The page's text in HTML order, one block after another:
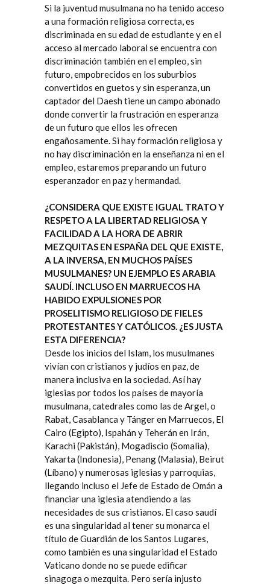
Si la juventud musulmana no ha tenido acceso
a una formación religiosa correcta, es
discriminada en su edad de estudiante y en el
acceso al mercado laboral se encuentra con
discriminación también en el empleo, sin
futuro, empobrecidos en los suburbios
convertidos en guetos y sin esperanza, un
captador del Daesh tiene un campo abonado
donde convertir la frustración en esperanza
de un futuro que ellos les ofrecen
engañosamente. Si hay formación religiosa y
no hay discriminación en la enseñanza ni en el
empleo, estaremos preparando un futuro
esperanzador en paz y hermandad.
¿CONSIDERA QUE EXISTE IGUAL TRATO Y
RESPETO A LA LIBERTAD RELIGIOSA Y
FACILIDAD A LA HORA DE ABRIR
MEZQUITAS EN ESPAÑA DEL QUE EXISTE,
A LA INVERSA, EN MUCHOS PAÍSES
MUSULMANES? UN EJEMPLO ES ARABIA
SAUDÍ. INCLUSO EN MARRUECOS HA
HABIDO EXPULSIONES POR
PROSELITISMO RELIGIOSO DE FIELES
PROTESTANTES Y CATÓLICOS. ¿ES JUSTA
ESTA DIFERENCIA?
Desde los inicios del Islam, los musulmanes
vivían con cristianos y judíos en paz, de
manera inclusiva en la sociedad. Así hay
iglesias por todos los países de mayoría
musulmana, catedrales como las de Argel, o
Rabat, Casablanca y Tánger en Marruecos, El
Cairo (Egipto), Ispahán y Teherán en Irán,
Karachi (Pakistán), Mogadiscio (Somalia),
Yakarta (Indonesia), Penang (Malasia), Beirut
(Líbano) y numerosas iglesias y parroquias,
llegando incluso el Jefe de Estado de Omán a
financiar una iglesia atendiendo a las
necesidades de sus cristianos. El caso saudí
es una singularidad al tener su monarca el
título de Guardián de los Santos Lugares,
como también es una singularidad el Estado
Vaticano donde no se puede edificar
sinagoga o mezquita. Pero sería injusto